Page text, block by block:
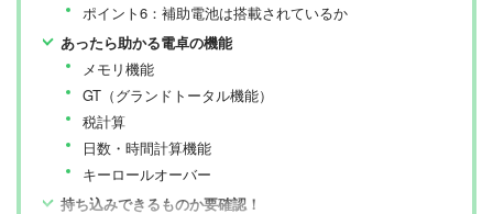
ポイント6：補助電池は搭載されているか
あったら助かる電卓の機能
メモリ機能
GT（グランドトータル機能）
税計算
日数・時間計算機能
キーロールオーバー
持ち込みできるものか要確認！